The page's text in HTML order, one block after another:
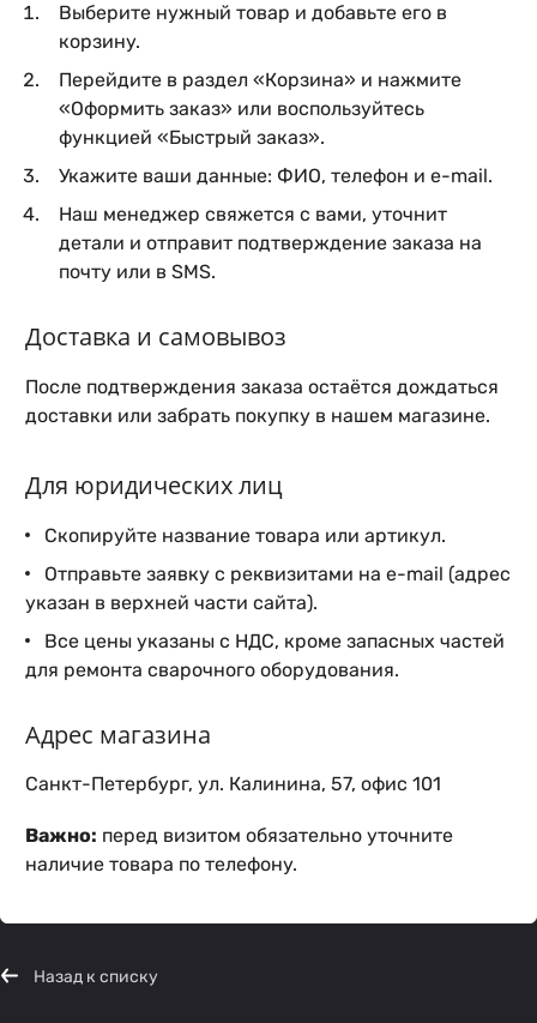
Выберите нужный товар и добавьте его в
корзину.
Перейдите в раздел «Корзина» и нажмите
«Оформить заказ» или воспользуйтесь
функцией «Быстрый заказ».
Укажите ваши данные: ФИО, телефон и e-mail.
Наш менеджер свяжется с вами, уточнит
детали и отправит подтверждение заказа на
почту или в SMS.
Доставка и самовывоз
После подтверждения заказа остаётся дождаться
доставки или забрать покупку в нашем магазине.
Для юридических лиц
Скопируйте название товара или артикул.
Отправьте заявку с реквизитами на e-mail (адрес
указан в верхней части сайта).
Все цены указаны с НДС, кроме запасных частей
для ремонта сварочного оборудования.
Адрес магазина
Санкт-Петербург, ул. Калинина, 57, офис 101
Важно: перед визитом обязательно уточните
наличие товара по телефону.
Назад к списку